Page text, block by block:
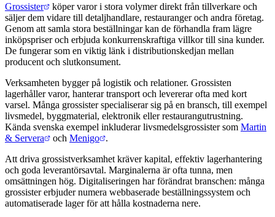
Grossister
köper varor i stora volymer direkt från tillverkare och
säljer dem vidare till detaljhandlare, restauranger och andra företag.
Genom att samla stora beställningar kan de förhandla fram lägre
inköpspriser och erbjuda konkurrenskraftiga villkor till sina kunder.
De fungerar som en viktig länk i distributionskedjan mellan
producent och slutkonsument.
Verksamheten bygger på logistik och relationer. Grossisten
lagerhåller varor, hanterar transport och levererar ofta med kort
varsel. Många grossister specialiserar sig på en bransch, till exempel
livsmedel, byggmaterial, elektronik eller restaurangutrustning.
Kända svenska exempel inkluderar livsmedelsgrossister som Martin
& Servera
och Menigo
.
Att driva grossistverksamhet kräver kapital, effektiv lagerhantering
och goda leverantörsavtal. Marginalerna är ofta tunna, men
omsättningen hög. Digitaliseringen har förändrat branschen: många
grossister erbjuder numera webbaserade beställningssystem och
automatiserade lager för att hålla kostnaderna nere.